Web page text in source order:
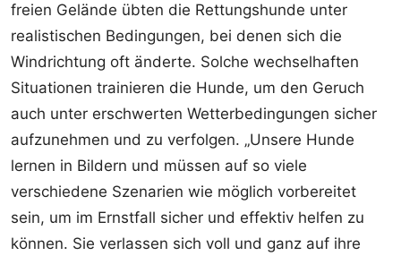
freien Gelände übten die Rettungshunde unter
realistischen Bedingungen, bei denen sich die
Windrichtung oft änderte. Solche wechselhaften
Situationen trainieren die Hunde, um den Geruch
auch unter erschwerten Wetterbedingungen sicher
aufzunehmen und zu verfolgen. „Unsere Hunde
lernen in Bildern und müssen auf so viele
verschiedene Szenarien wie möglich vorbereitet
sein, um im Ernstfall sicher und effektiv helfen zu
können. Sie verlassen sich voll und ganz auf ihre